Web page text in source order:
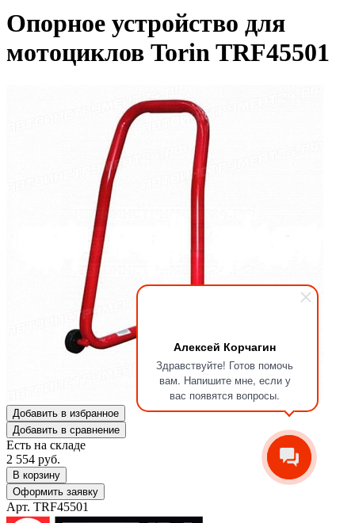
Алексей Корчагин
Здравствуйте! Готов помочь
вам. Напишите мне, если у
вас появятся вопросы.
Опорное устройство для
мотоциклов Torin TRF45501
Добавить в избранное
Добавить в сравнение
Есть на складе
2 554 руб.
В корзину
Оформить заявку
Арт. TRF45501